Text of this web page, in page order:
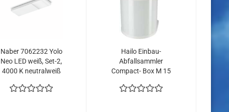
Naber 7062232 Yolo
Neo LED weiß, Set-2,
4000 K neutralweiß
Hailo Einbau-
Abfallsammler
Compact- Box M 15